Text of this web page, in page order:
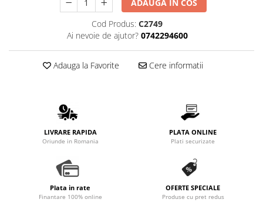
ADAUGA IN COS
Cod Produs: C2749
Ai nevoie de ajutor? 0742294600
Adauga la Favorite Cere informatii
LIVRARE RAPIDA
Oriunde in Romania
PLATA ONLINE
Plati securizate
Plata in rate
Finantare 100% online
OFERTE SPECIALE
Produse cu pret redus